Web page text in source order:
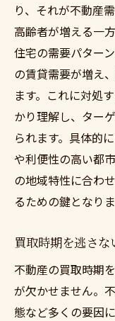
り、それが不動産
高齢者が増える一
住宅の需要パター
の賃貸需要が増え
ます。これに対処
かり理解し、ター
られます。具体的
や利便性の高い都
の地域特性に合わ
るための鍵となりま
買取時期を逃さ
不動産の買取時期
が欠かせません。
態など多くの要因